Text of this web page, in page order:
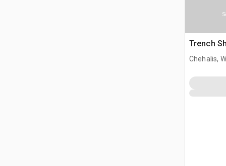
Trench
Chehalis,